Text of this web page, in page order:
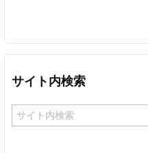
サイト内検索